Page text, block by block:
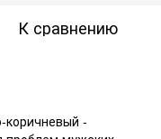
К сравнению
коричневый -